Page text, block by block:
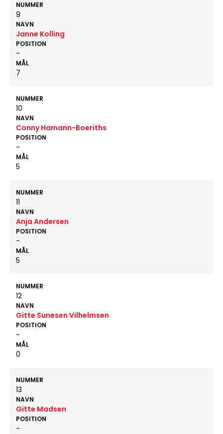
NUMMER
9
NAVN
Janne Kolling
POSITION
-
MÅL
7
NUMMER
10
NAVN
Conny Hamann-Boeriths
POSITION
-
MÅL
5
NUMMER
11
NAVN
Anja Andersen
POSITION
-
MÅL
5
NUMMER
12
NAVN
Gitte Sunesen Vilhelmsen
POSITION
-
MÅL
0
NUMMER
13
NAVN
Gitte Madsen
POSITION
-